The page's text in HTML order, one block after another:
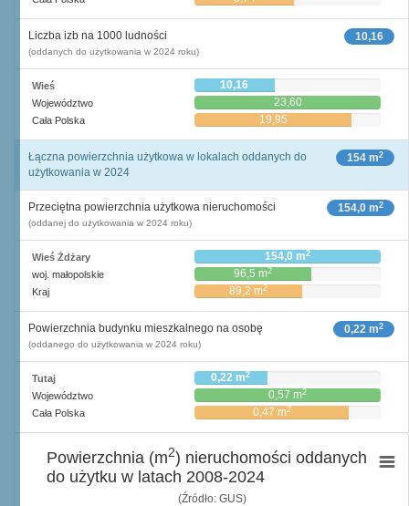
10,16
Liczba izb na 1000 ludności
(oddanych do użytkowania w 2024 roku)
Wieś 10,16
Województwo 23,60
Cała Polska 19,95
154 m2
Łączna powierzchnia użytkowa w lokalach oddanych do
użytkowania w 2024
154,0 m2
Przeciętna powierzchnia użytkowa nieruchomości
(oddanej do użytkowania w 2024 roku)
Wieś Żdżary 154,0 m2
woj. małopolskie 96,5 m2
Kraj 89,2 m2
0,22 m2
Powierzchnia budynku mieszkalnego na osobę
(oddanego do użytkowania w 2024 roku)
Tutaj 0,22 m2
Województwo 0,57 m2
Cała Polska 0,47 m2
(Źródło: GUS)
Powierzchnia (m2) nieruchomości oddanych
do użytku w latach 2008-2024